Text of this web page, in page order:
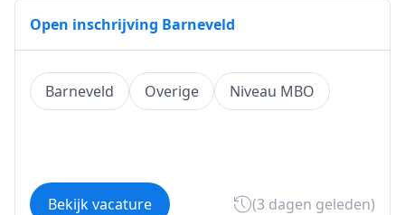
Open inschrijving Barneveld
Barneveld Overige Niveau MBO
Bekijk vacature (3 dagen geleden)